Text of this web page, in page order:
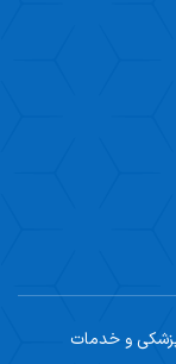
و خدمات